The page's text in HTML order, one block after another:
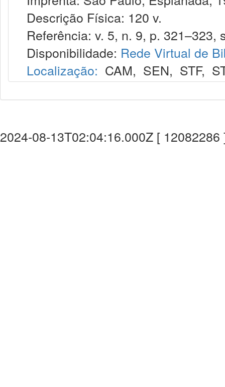
Descrição Física: 120 v.
Referência: v. 5, n. 9, p. 321–323,
Disponibilidade: Rede Virtual de
Localização: CAM, SEN, STF,
2024-08-13T02:04:16.000Z [ 12082286